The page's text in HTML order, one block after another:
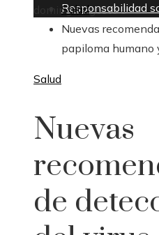
domingo, agosto 9
Responsabilidad
Salud
Nuevas
papiloma humano
Salud
Nuevas
de